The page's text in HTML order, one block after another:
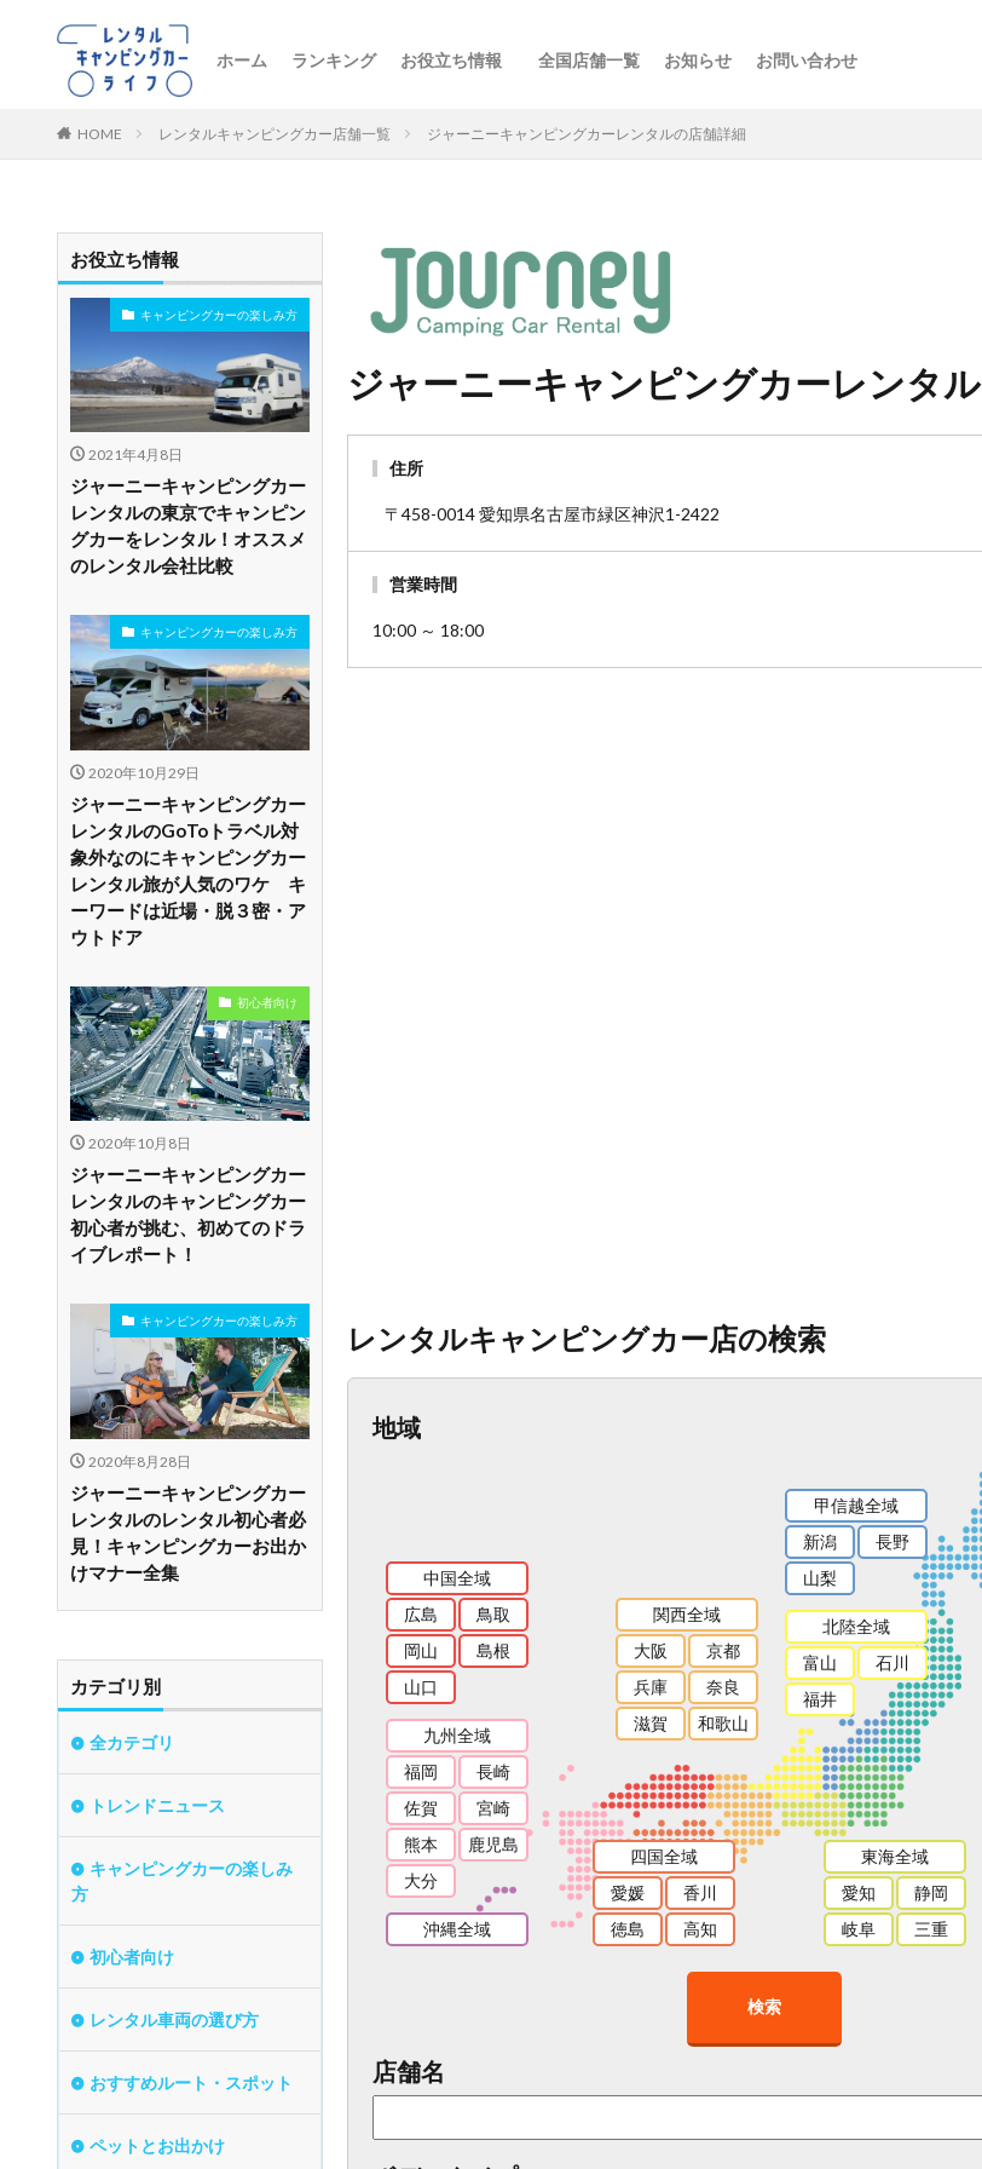
ホーム ランキング お役立ち情報 全国店舗一覧 お知らせ お問い合わせ
HOME レンタルキャンピングカー店舗一覧 ジャーニーキャンピングカーレンタルの店舗詳細
ジャーニーキャンピングカーレンタル
住所
〒458-0014 愛知県名古屋市緑区神沢1-2422
営業時間
10:00 ～ 18:00
レンタルキャンピングカー店の検索
地域
甲信越全域
新潟
長野
山梨
北陸全域
富山
石川
福井
東海全域
愛知
静岡
岐阜
三重
関西全域
大阪
京都
兵庫
奈良
滋賀
和歌山
中国全域
広島
鳥取
岡山
島根
山口
四国全域
愛媛
香川
徳島
高知
九州全域
福岡
長崎
佐賀
宮崎
熊本
鹿児島
大分
沖縄全域
検索
店舗名
お役立ち情報
キャンピングカーの楽しみ方
2021年4月8日
ジャーニーキャンピングカー
レンタルの東京でキャンピン
グカーをレンタル！オススメ
のレンタル会社比較
キャンピングカーの楽しみ方
2020年10月29日
ジャーニーキャンピングカー
レンタルのGoToトラベル対
象外なのにキャンピングカー
レンタル旅が人気のワケ キ
ーワードは近場・脱３密・ア
ウトドア
初心者向け
2020年10月8日
ジャーニーキャンピングカー
レンタルのキャンピングカー
初心者が挑む、初めてのドラ
イブレポート！
キャンピングカーの楽しみ方
2020年8月28日
ジャーニーキャンピングカー
レンタルのレンタル初心者必
見！キャンピングカーお出か
けマナー全集
カテゴリ別
全カテゴリ
トレンドニュース
キャンピングカーの楽しみ
方
初心者向け
レンタル車両の選び方
おすすめルート・スポット
ペットとお出かけ